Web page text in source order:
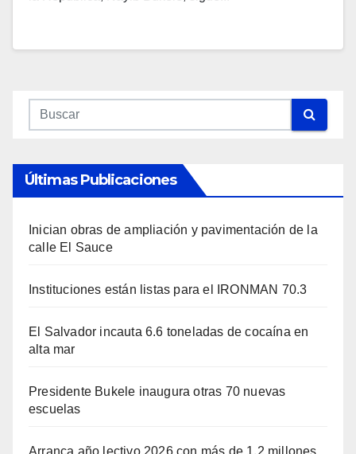
Últimas Publicaciones
Inician obras de ampliación y pavimentación de la
calle El Sauce
Instituciones están listas para el IRONMAN 70.3
El Salvador incauta 6.6 toneladas de cocaína en
alta mar
Presidente Bukele inaugura otras 70 nuevas
escuelas
Arranca año lectivo 2026 con más de 1.2 millones